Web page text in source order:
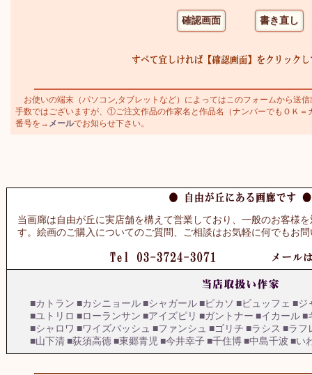
お使いの端末（パソコン,タブレットなど）によってはこのフォームから送
手数ではございますが、①ご注文作品の作家名と作品名（ナンバーでもＯＫ
番号を→ メールでお知らせ下さい。
当画廊は自由が丘に実店舗を構えて営業しており、一般のお客様
す。絵画のご購入についてのご質問、ご相談はお気軽に何でもお
■カトラン ■カシニョール■シャガール■ピカソ ■ビュッフェ ■ジ
■ユトリロ ■ローランサン ■アイズピリ ■ガントナー ■イカール■
■シャロワ ■ワイズバッシュ ■ファンシュ ■ゴリチ ■ラシス ■ラフ
■山下清■荻須高徳■東郷青児 ■今井幸子■千住博■中島千波 ■い